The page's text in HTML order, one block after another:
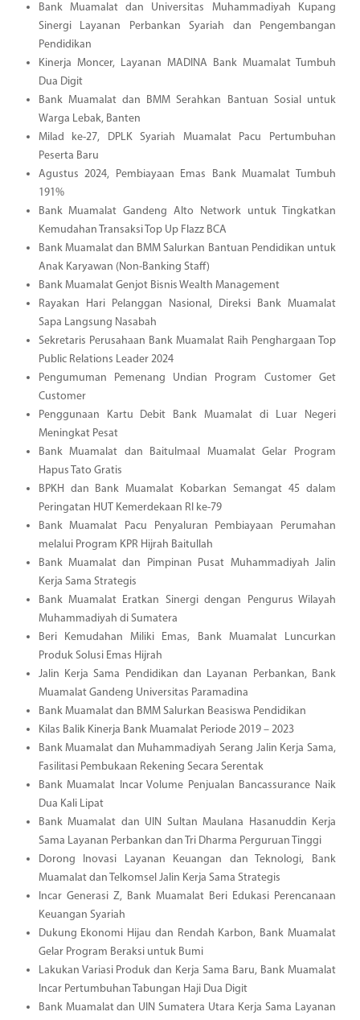
Bank Muamalat dan Universitas Muhammadiyah Kupang
Sinergi Layanan Perbankan Syariah dan Pengembangan
Pendidikan
Kinerja Moncer, Layanan MADINA Bank Muamalat Tumbuh
Dua Digit
Bank Muamalat dan BMM Serahkan Bantuan Sosial untuk
Warga Lebak, Banten
Milad ke-27, DPLK Syariah Muamalat Pacu Pertumbuhan
Peserta Baru
Agustus 2024, Pembiayaan Emas Bank Muamalat Tumbuh
191%
Bank Muamalat Gandeng Alto Network untuk Tingkatkan
Kemudahan Transaksi Top Up Flazz BCA
Bank Muamalat dan BMM Salurkan Bantuan Pendidikan untuk
Anak Karyawan (Non-Banking Staff)
Bank Muamalat Genjot Bisnis Wealth Management
Rayakan Hari Pelanggan Nasional, Direksi Bank Muamalat
Sapa Langsung Nasabah
Sekretaris Perusahaan Bank Muamalat Raih Penghargaan Top
Public Relations Leader 2024
Pengumuman Pemenang Undian Program Customer Get
Customer
Penggunaan Kartu Debit Bank Muamalat di Luar Negeri
Meningkat Pesat
Bank Muamalat dan Baitulmaal Muamalat Gelar Program
Hapus Tato Gratis
BPKH dan Bank Muamalat Kobarkan Semangat 45 dalam
Peringatan HUT Kemerdekaan RI ke-79
Bank Muamalat Pacu Penyaluran Pembiayaan Perumahan
melalui Program KPR Hijrah Baitullah
Bank Muamalat dan Pimpinan Pusat Muhammadiyah Jalin
Kerja Sama Strategis
Bank Muamalat Eratkan Sinergi dengan Pengurus Wilayah
Muhammadiyah di Sumatera
Beri Kemudahan Miliki Emas, Bank Muamalat Luncurkan
Produk Solusi Emas Hijrah
Jalin Kerja Sama Pendidikan dan Layanan Perbankan, Bank
Muamalat Gandeng Universitas Paramadina
Bank Muamalat dan BMM Salurkan Beasiswa Pendidikan
Kilas Balik Kinerja Bank Muamalat Periode 2019 – 2023
Bank Muamalat dan Muhammadiyah Serang Jalin Kerja Sama,
Fasilitasi Pembukaan Rekening Secara Serentak
Bank Muamalat Incar Volume Penjualan Bancassurance Naik
Dua Kali Lipat
Bank Muamalat dan UIN Sultan Maulana Hasanuddin Kerja
Sama Layanan Perbankan dan Tri Dharma Perguruan Tinggi
Dorong Inovasi Layanan Keuangan dan Teknologi, Bank
Muamalat dan Telkomsel Jalin Kerja Sama Strategis
Incar Generasi Z, Bank Muamalat Beri Edukasi Perencanaan
Keuangan Syariah
Dukung Ekonomi Hijau dan Rendah Karbon, Bank Muamalat
Gelar Program Beraksi untuk Bumi
Lakukan Variasi Produk dan Kerja Sama Baru, Bank Muamalat
Incar Pertumbuhan Tabungan Haji Dua Digit
Bank Muamalat dan UIN Sumatera Utara Kerja Sama Layanan